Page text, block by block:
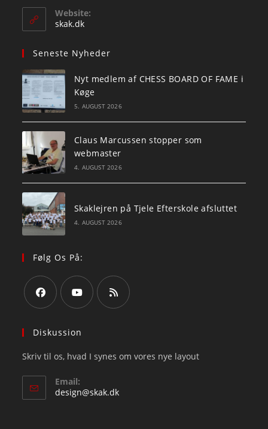
Website:
skak.dk
Seneste Nyheder
Nyt medlem af CHESS BOARD OF FAME i
Køge
5. AUGUST 2026
Claus Marcussen stopper som
webmaster
4. AUGUST 2026
Skaklejren på Tjele Efterskole afsluttet
4. AUGUST 2026
Følg Os På:
in
new
tab
in
new
new
Diskussion
Skriv til os, hvad I synes om vores nye layout
Email:
design@skak.dkOpens